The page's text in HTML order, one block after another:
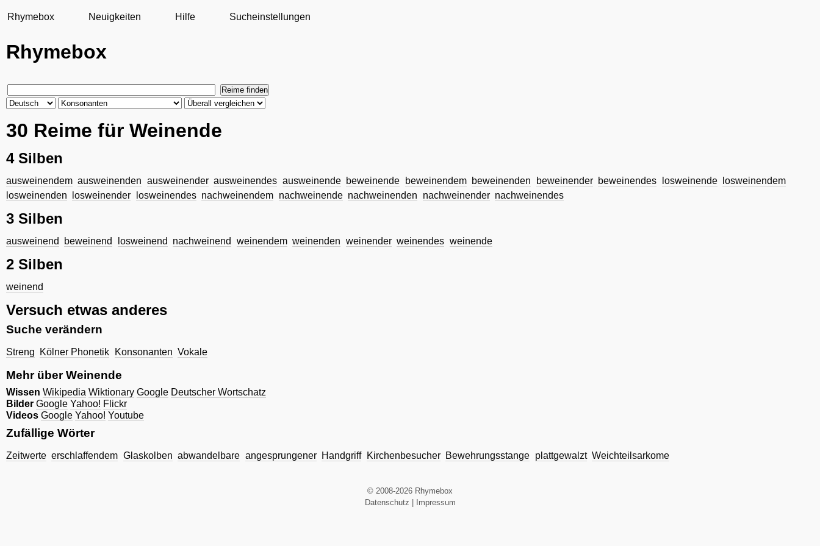
Rhymebox Neuigkeiten Hilfe Sucheinstellungen
Rhymebox
30 Reime für Weinende
4 Silben
ausweinendem ausweinenden ausweinender ausweinendes ausweinende beweinende beweinendem beweinenden beweinender beweinendes losweinende
losweinendem
losweinenden
losweinender losweinendes nachweinendem nachweinende nachweinenden nachweinender nachweinendes
3 Silben
ausweinend beweinend losweinend nachweinend weinendem weinenden weinender weinendes weinende
2 Silben
weinend
Versuch etwas anderes
Suche verändern
Streng Kölner Phonetik Konsonanten Vokale
Mehr über Weinende
Wissen Wikipedia Wiktionary Google Deutscher Wortschatz
Bilder Google Yahoo! Flickr
Videos Google Yahoo! Youtube
Zufällige Wörter
Zeitwerte erschlaffendem Glaskolben abwandelbare angesprungener Handgriff Kirchenbesucher Bewehrungsstange plattgewalzt Weichteilsarkome
© 2008-2026 Rhymebox
Datenschutz
Impressum